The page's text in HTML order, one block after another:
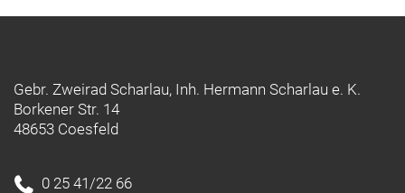
Gebr. Zweirad Scharlau, Inh. Hermann Scharlau e. K.
Borkener Str. 14
48653 Coesfeld
0 25 41/22 66